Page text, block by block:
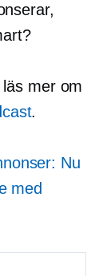
läs mer om
.
Nu
med